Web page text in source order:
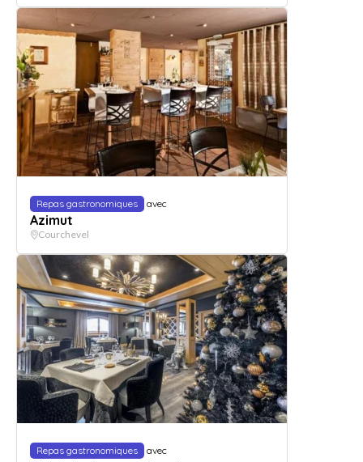
Repas gastronomiques avec
Azimut
Courchevel
Repas gastronomiques avec